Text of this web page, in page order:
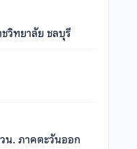
วิทยาลัย ชลบุรี
น. ภาคตะวันออก